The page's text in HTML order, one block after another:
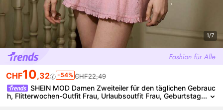
1/7
CHF10,32 -54% CHF22,49
SHEIN MOD Damen Zweiteiler für den täglichen Gebrauc
h, Flitterwochen-Outfit Frau, Urlaubsoutfit Frau, Geburtstag